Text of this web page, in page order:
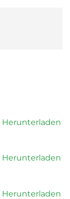
Herunterladen
Herunterladen
Herunterladen